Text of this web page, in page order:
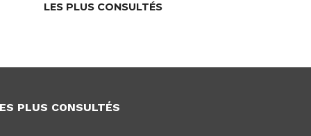
LES PLUS CONSULTÉS
PLUS CONSULTÉS